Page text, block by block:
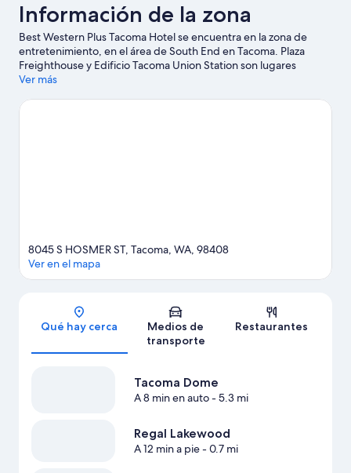
Información de la zona
Best Western Plus Tacoma Hotel se encuentra en la zona de
entretenimiento, en el área de South End en Tacoma. Plaza
Freighthouse y Edificio Tacoma Union Station son lugares
emblemáticos locales, y la belleza natural del área puede
Asiste a un evento o partido en Tacoma Dome, y haz algo de
Ver más
Sección del mapa
8045 S HOSMER ST, Tacoma, WA, 98408
Ver en el mapa
Qué hay cerca
Medios de
transporte
Restaurantes
Tacoma Dome
A 8 min en auto- 5.3 mi
Regal Lakewood
A 12 min a pie- 0.7 mi